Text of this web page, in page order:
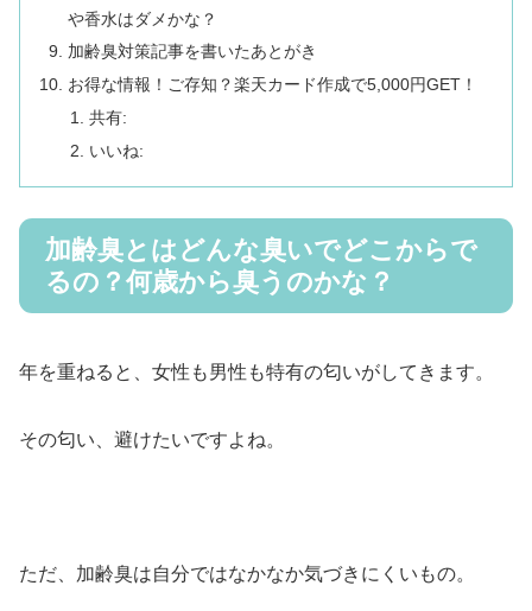
や香水はダメかな？
加齢臭対策記事を書いたあとがき
お得な情報！ご存知？楽天カード作成で5,000円GET！
共有:
いいね:
加齢臭とはどんな臭いでどこからで
るの？何歳から臭うのかな？
年を重ねると、女性も男性も特有の匂いがしてきます。
その匂い、避けたいですよね。
ただ、加齢臭は自分ではなかなか気づきにくいもの。